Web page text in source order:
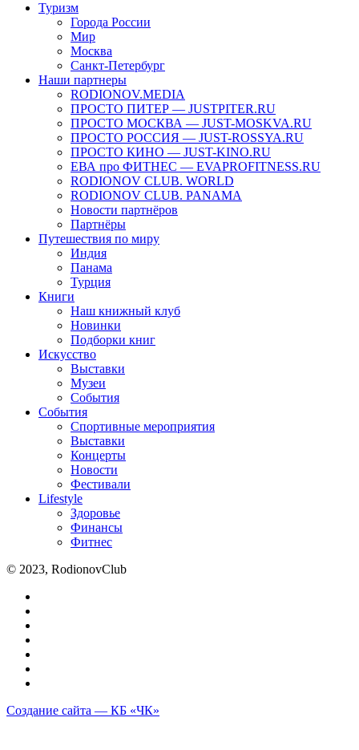
Туризм
Города России
Мир
Москва
Санкт-Петербург
Наши партнеры
RODIONOV.MEDIA
ПРОСТО ПИТЕР — JUSTPITER.RU
ПРОСТО МОСКВА — JUST-MOSKVA.RU
ПРОСТО РОССИЯ — JUST-ROSSYA.RU
ПРОСТО КИНО — JUST-KINO.RU
ЕВА про ФИТНЕС — EVAPROFITNESS.RU
RODIONOV CLUB. WORLD
RODIONOV CLUB. PANAMA
Новости партнёров
Партнёры
Путешествия по миру
Индия
Панама
Турция
Книги
Наш книжный клуб
Новинки
Подборки книг
Искусство
Выставки
Музеи
События
События
Спортивные мероприятия
Выставки
Концерты
Новости
Фестивали
Lifestyle
Здоровье
Финансы
Фитнес
© 2023, RodionovClub
Создание сайта — КБ «ЧК»